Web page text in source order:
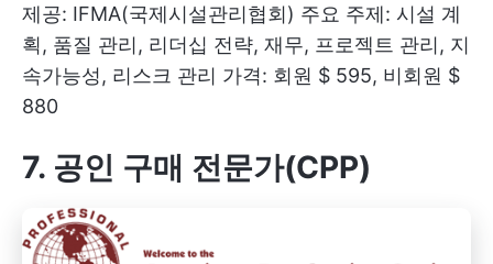
제공: IFMA(국제시설관리협회) 주요 주제: 시설 계
획, 품질 관리, 리더십 전략, 재무, 프로젝트 관리, 지
속가능성, 리스크 관리 가격: 회원 $ 595, 비회원 $
880
7. 공인 구매 전문가(CPP)